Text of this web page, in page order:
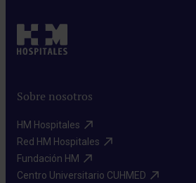
Sobre nosotros
HM Hospitales​
Red HM Hospitales​
Fundación HM​
Centro Universitario CUHMED​